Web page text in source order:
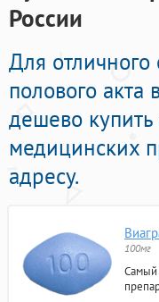
России
Для
полового
дешево
медицинских
адресу.
100мг
Самый